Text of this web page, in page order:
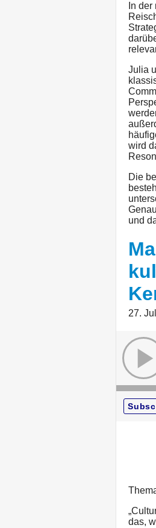
In
Julia
wird
Die
und
27.
das,